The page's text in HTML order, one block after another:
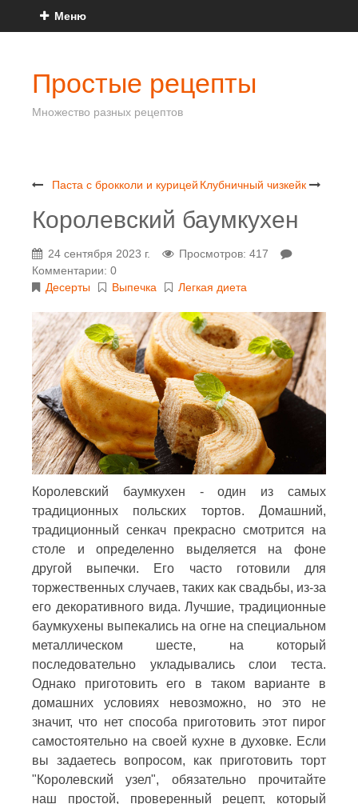
Меню
Простые рецепты
Множество разных рецептов
Паста с брокколи и курицей Клубничный чизкейк
Королевский баумкухен
24 сентября 2023 г.
Просмотров: 417
Комментарии: 0
Десерты
Выпечка Легкая диета
Королевский баумкухен - один из самых
традиционных польских тортов. Домашний,
традиционный сенкач прекрасно смотрится на
столе и определенно выделяется на фоне
другой выпечки. Его часто готовили для
торжественных случаев, таких как свадьбы, из-за
его декоративного вида. Лучшие, традиционные
баумкухены выпекались на огне на специальном
металлическом шесте, на который
последовательно укладывались слои теста.
Однако приготовить его в таком варианте в
домашних условиях невозможно, но это не
значит, что нет способа приготовить этот пирог
самостоятельно на своей кухне в духовке. Если
вы задаетесь вопросом, как приготовить торт
"Королевский узел", обязательно прочитайте
наш простой, проверенный рецепт, который